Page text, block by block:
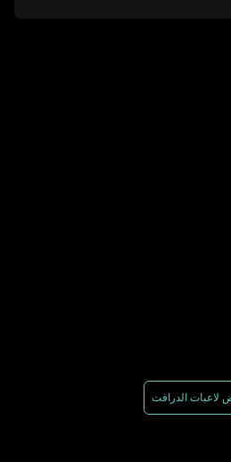
لاعبات الدرافت